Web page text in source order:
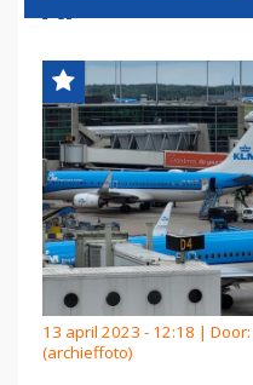
13 april 2023 - 12:18 | Door:
(archieffoto)